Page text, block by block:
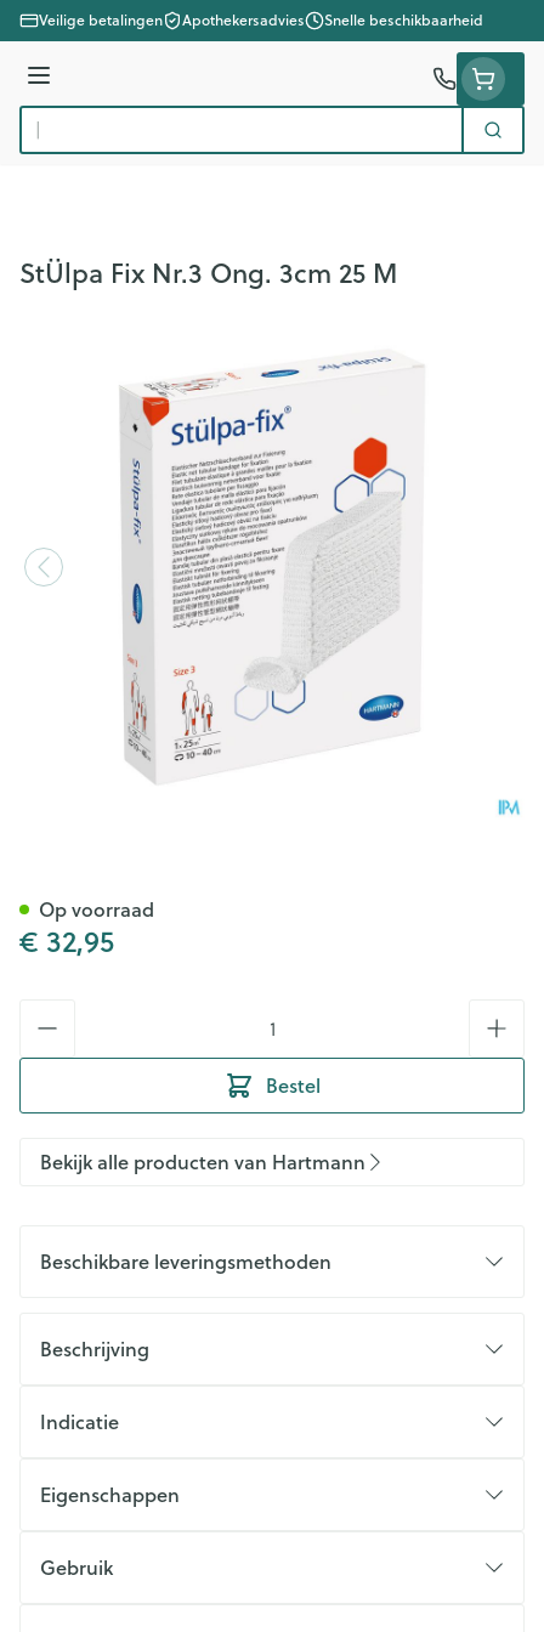
Ga naar de inhoud
Veilige betalingen Apothekersadvies Snelle beschikbaarheid
Menu
Product, merk, categorie... Zoek
StÜlpa Fix Nr.3 Ong. 3cm 25 M
€ 32,95
Bestel
Op voorraad
Bekijk alle producten van Hartmann
Beschikbare leveringsmethoden
Beschrijving
Indicatie
Eigenschappen
Gebruik